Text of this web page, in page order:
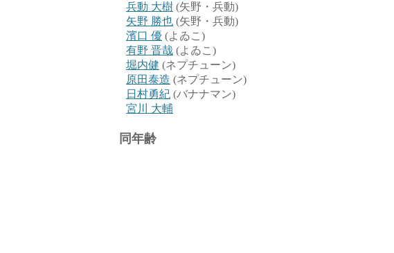
兵動 大樹 (矢野・兵動)
矢野 勝也 (矢野・兵動)
濱口 優 (よゐこ)
有野 晋哉 (よゐこ)
堀内健 (ネプチューン)
原田泰造 (ネプチューン)
日村勇紀 (バナナマン)
宮川 大輔
同年齢